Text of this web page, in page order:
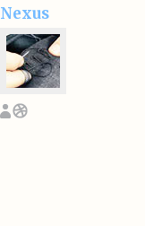
Nexus